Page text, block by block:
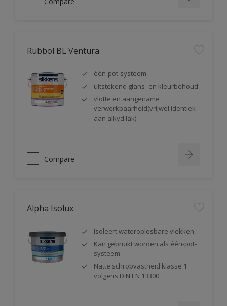
Rubbol BL Ventura
één-pot-systeem
uitstekend glans- en kleurbehoud
vlotte en aangename
verwerkbaarheid(vrijwel identiek
aan alkyd lak)
Compare
Alpha Isolux
Isoleert wateroplosbare vlekken
Kan gebruikt worden als één-pot-
systeem
Natte schrobvastheid klasse 1
volgens DIN EN 13300